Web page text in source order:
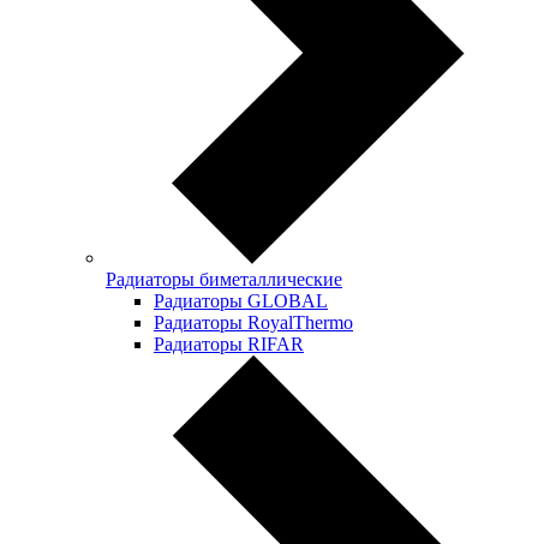
Радиаторы биметаллические
Радиаторы GLOBAL
Радиаторы RoyalThermo
Радиаторы RIFAR